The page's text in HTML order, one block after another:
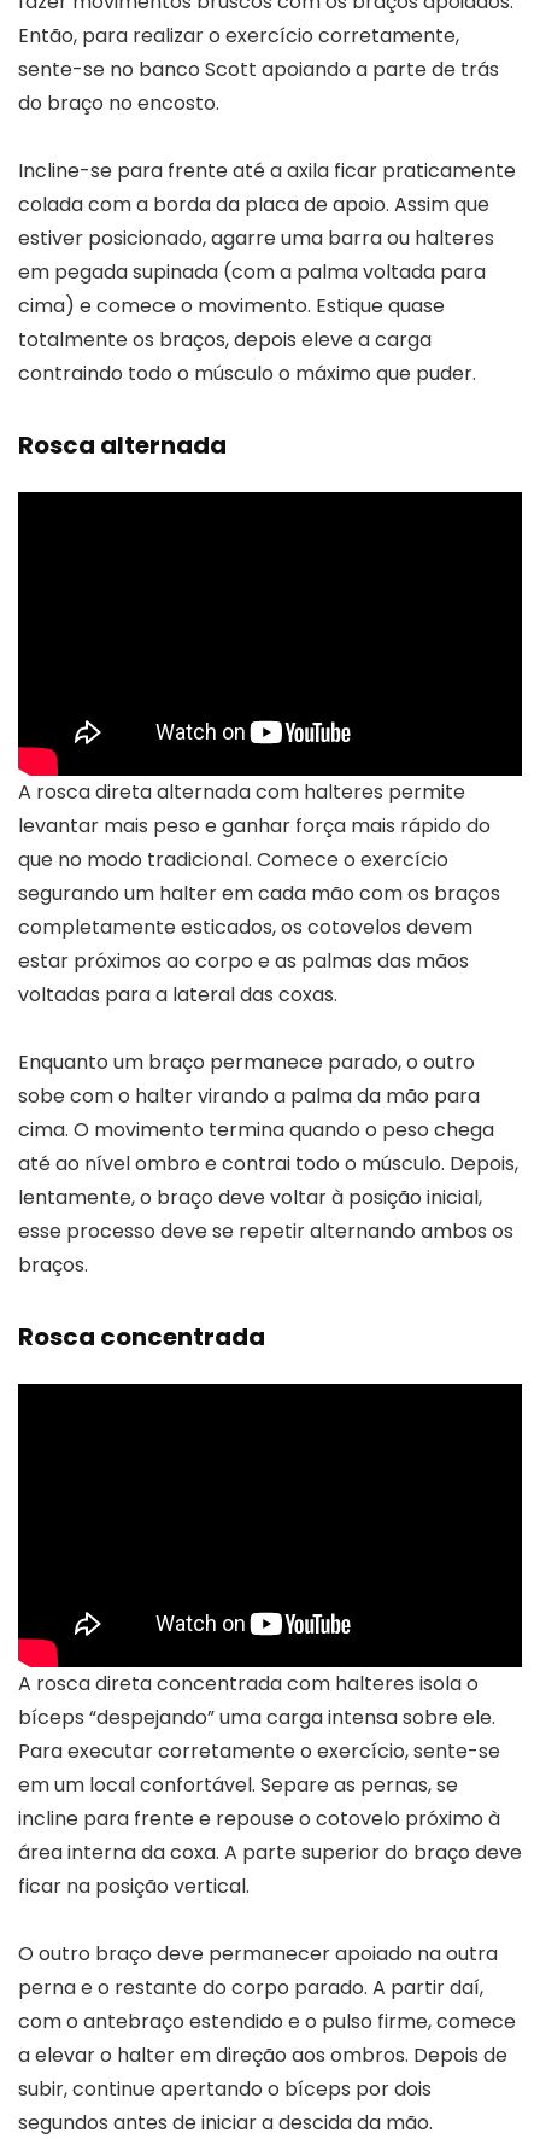
Então, para realizar o exercício corretamente,
sente-se no banco Scott apoiando a parte de trás
do braço no encosto.
Incline-se para frente até a axila ficar praticamente
colada com a borda da placa de apoio. Assim que
estiver posicionado, agarre uma barra ou halteres
em pegada supinada (com a palma voltada para
cima) e comece o movimento. Estique quase
totalmente os braços, depois eleve a carga
contraindo todo o músculo o máximo que puder.
Rosca alternada
A rosca direta alternada com halteres permite
levantar mais peso e ganhar força mais rápido do
que no modo tradicional. Comece o exercício
segurando um halter em cada mão com os braços
completamente esticados, os cotovelos devem
estar próximos ao corpo e as palmas das mãos
voltadas para a lateral das coxas.
Enquanto um braço permanece parado, o outro
sobe com o halter virando a palma da mão para
cima. O movimento termina quando o peso chega
até ao nível ombro e contrai todo o músculo. Depois,
lentamente, o braço deve voltar à posição inicial,
esse processo deve se repetir alternando ambos os
braços.
Rosca concentrada
A rosca direta concentrada com halteres isola o
bíceps “despejando” uma carga intensa sobre ele.
Para executar corretamente o exercício, sente-se
em um local confortável. Separe as pernas, se
incline para frente e repouse o cotovelo próximo à
área interna da coxa. A parte superior do braço deve
ficar na posição vertical.
O outro braço deve permanecer apoiado na outra
perna e o restante do corpo parado. A partir daí,
com o antebraço estendido e o pulso firme, comece
a elevar o halter em direção aos ombros. Depois de
subir, continue apertando o bíceps por dois
segundos antes de iniciar a descida da mão.